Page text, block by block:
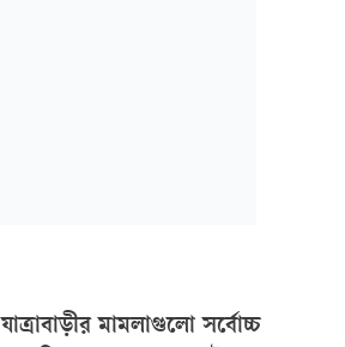
যাত্রাবাড়ীর মামলাগুলো সর্বোচ্চ